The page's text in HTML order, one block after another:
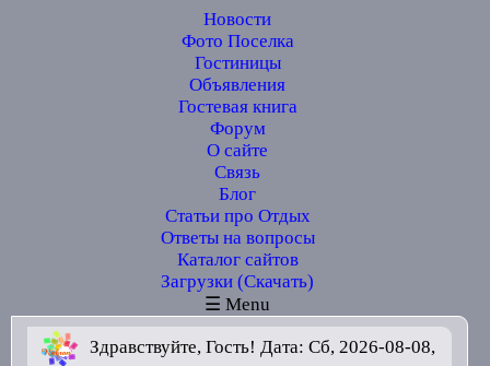
Новости
Фото Поселка
Гостиницы
Объявления
Гостевая книга
Форум
О сайте
Связь
Блог
Статьи про Отдых
Ответы на вопросы
Каталог сайтов
Загрузки (Скачать)
☰ Menu
Здравствуйте, Гость! Дата: Сб, 2026-08-08,